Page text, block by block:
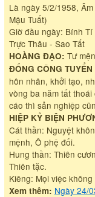
Là ngày 5/2/1958,
Mậu Tuất)
Giờ đầu ngày: Bính Tí
Trực Thâu - Sao Tất
HOÀNG ĐẠO: Tư
ĐỔNG CÔNG
hôn nhân, khởi tạo,
vòng ba năm tất
cáo thì sản nghiệp
HIỆP KỶ BIỆN
Cát thần: Nguyệt
mệnh, Ô phệ đối.
Hung thần: Thiên
Thiên tặc.
Kiêng: Mọi việc
Xem thêm: Ngày 24/